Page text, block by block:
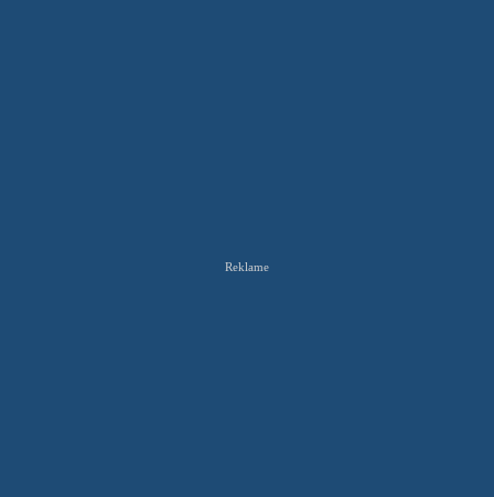
Reklame